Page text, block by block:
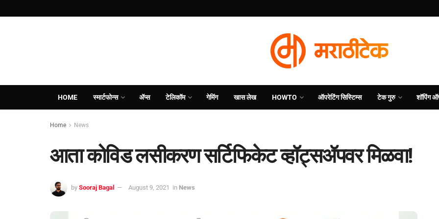
HOME स्मार्टफोन्स ॲप्स टेलिकॉम गेमिंग खास लेख HOWTO ऑपरेटिंग सिस्टिम्स टेक गुरु शॉपिंग
Home News
आता कोविड लसीकरण सर्टिफिकेट व्हॉट्सॲपवर मिळवा!
by Sooraj Bagal August 9, 2021 in News